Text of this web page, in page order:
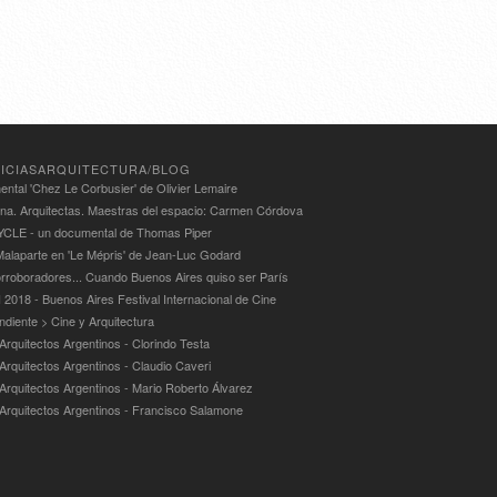
BLOG
'Chez Le Corbusier' de Olivier Lemaire
Arquitectas. Maestras del espacio: Carmen Córdova
- un documental de Thomas Piper
en 'Le Mépris' de Jean-Luc Godard
Cuando Buenos Aires quiso ser París
2018 - Buenos Aires Festival Internacional de Cine
> Cine y Arquitectura
Argentinos - Clorindo Testa
Argentinos - Claudio Caveri
Argentinos - Mario Roberto Álvarez
Argentinos - Francisco Salamone